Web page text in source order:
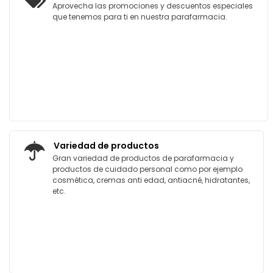
Aprovecha las promociones y descuentos especiales
que tenemos para ti en nuestra parafarmacia.
Variedad de productos
Gran variedad de productos de parafarmacia y
productos de cuidado personal como por ejemplo
cosmética, cremas anti edad, antiacné, hidratantes,
etc.